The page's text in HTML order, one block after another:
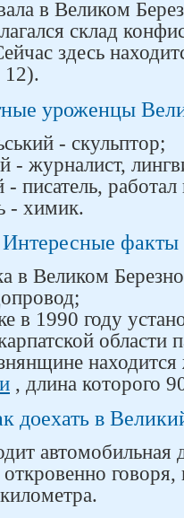
в Великом
склад
здесь
12).
уроженцы
- скульптор;
- журналист,
писатель, работал
- химик.
Интересные факты
в Великом
в 1990 году
, длина которого
доехать в